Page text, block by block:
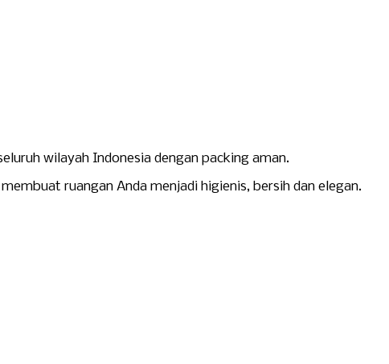
wilayah Indonesia dengan packing aman.
ruangan Anda menjadi higienis, bersih dan elegan.